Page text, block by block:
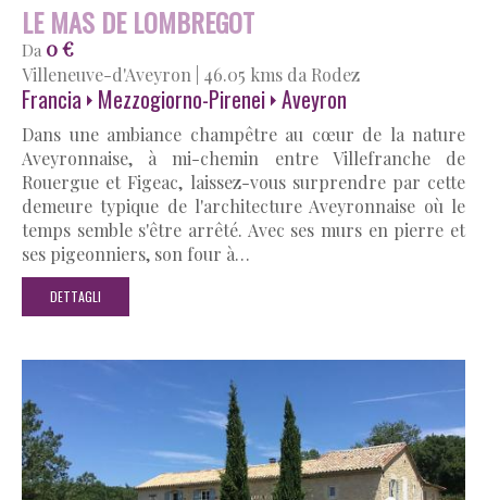
LE MAS DE LOMBREGOT
Da 0 €
Villeneuve-d'Aveyron 46.05 kms da Rodez
Francia Mezzogiorno-Pirenei Aveyron
Dans une ambiance champêtre au cœur de la nature
Aveyronnaise, à mi-chemin entre Villefranche de
Rouergue et Figeac, laissez-vous surprendre par cette
demeure typique de l'architecture Aveyronnaise où le
temps semble s'être arrêté. Avec ses murs en pierre et
ses pigeonniers, son four à…
DETTAGLI